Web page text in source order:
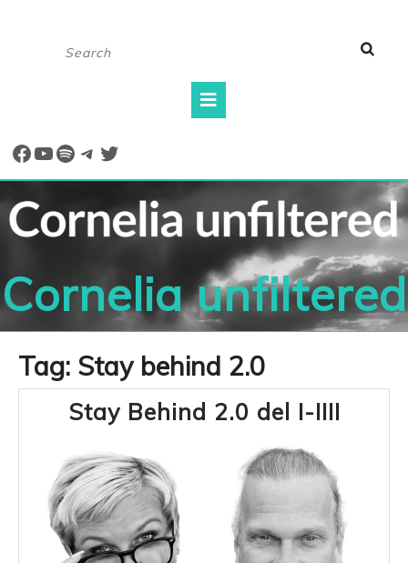
for:
Facebook
YouTube
Spotify
Telegram
Twitter
Cornelia unfiltered
Tag: Stay behind 2.0
Stay Behind 2.0 del I-IIII
del
I-
IIII